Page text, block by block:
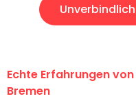
Echte Erfahrungen
Bremen